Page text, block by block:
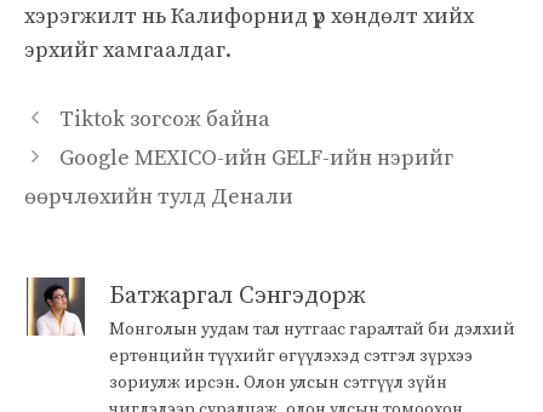
хэрэгжилт нь Калифорнид үр хөндөлт хийх
эрхийг хамгаалдаг.
Tiktok зогсож байна
Google MEXICO-ийн GELF-ийн нэрийг
өөрчлөхийн тулд Денали
Батжаргал Сэнгэдорж
Монголын уудам тал нутгаас гаралтай би дэлхий
ертөнцийн түүхийг өгүүлэхэд сэтгэл зүрхээ
зориулж ирсэн. Олон улсын сэтгүүл зүйн